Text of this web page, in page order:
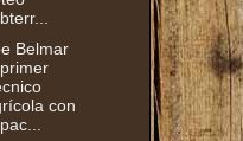
Belmar
con